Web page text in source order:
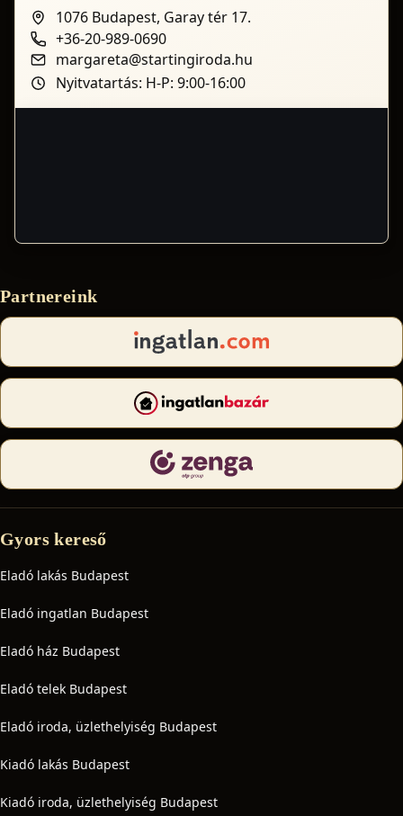
1076 Budapest, Garay tér 17.
+36-20-989-0690
margareta@startingiroda.hu
Nyitvatartás: H-P: 9:00-16:00
Partnereink
Gyors kereső
Eladó lakás Budapest
Eladó ingatlan Budapest
Eladó ház Budapest
Eladó telek Budapest
Eladó iroda, üzlethelyiség Budapest
Kiadó lakás Budapest
Kiadó iroda, üzlethelyiség Budapest